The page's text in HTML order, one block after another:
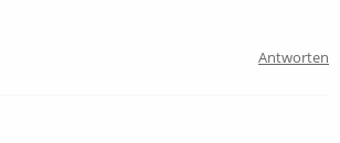
Antworten